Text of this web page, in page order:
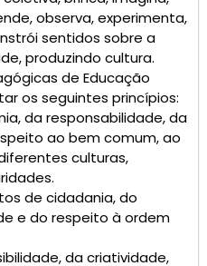
observa, experimenta,
sentidos sobre a
produzindo cultura.
de Educação
os seguintes princípios:
da responsabilidade, da
ao bem comum, ao
culturas,
de cidadania, do
e do respeito à ordem
da criatividade,